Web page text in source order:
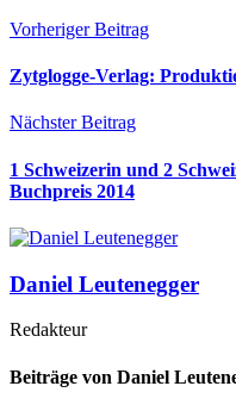
Vorheriger Beitrag
Zytglogge-Verlag:
Nächster Beitrag
1 Schweizerin und 2
Buchpreis 2014
Daniel Leutenegger
Redakteur
Beiträge von Daniel